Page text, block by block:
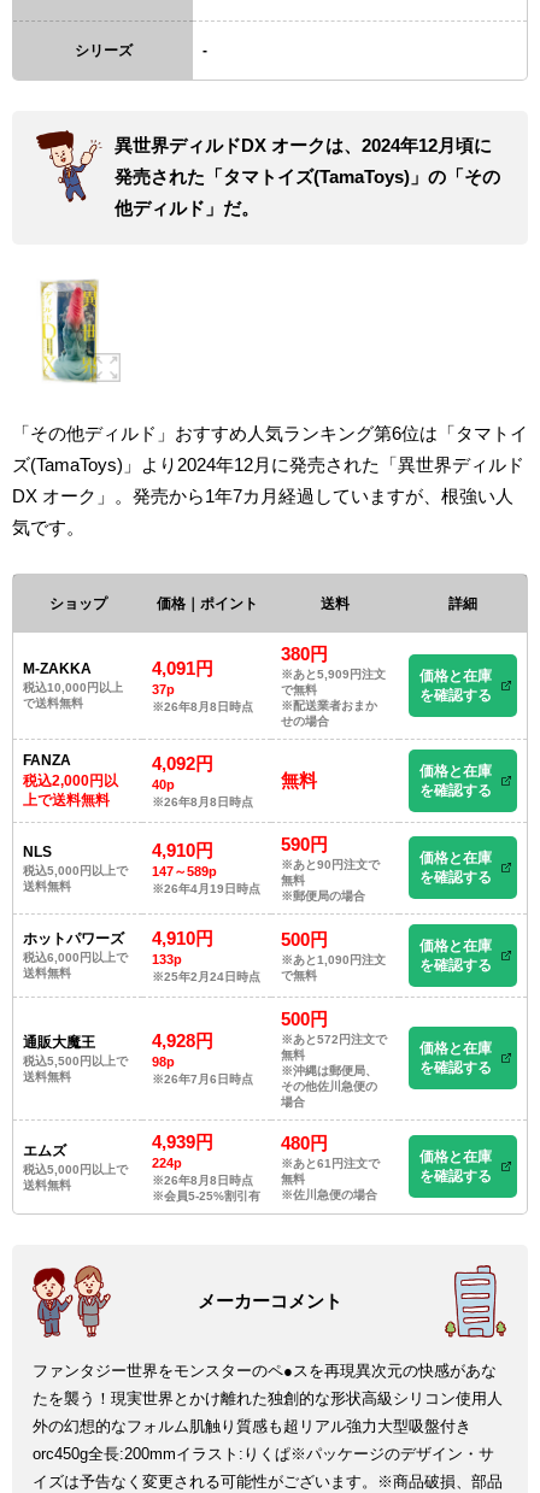
シリーズ -
異世界ディルドDX オークは、2024年12月頃に
発売された「タマトイズ(TamaToys)」の「その
他ディルド」だ。
「その他ディルド」おすすめ人気ランキング第6位は「タマトイ
ズ(TamaToys)」より2024年12月に発売された「異世界ディルド
DX オーク」。発売から1年7カ月経過していますが、根強い人
気です。
ショップ 価格｜ポイント 送料 詳細
M-ZAKKA
税込10,000円以上
で送料無料
4,091円
37p
※26年8月8日時点
380円
※あと5,909円注文
で無料
※配送業者おまか
せの場合
価格と在庫
を確認する
FANZA
税込2,000円以
上で送料無料
4,092円
40p
※26年8月8日時点
無料
価格と在庫
を確認する
NLS
税込5,000円以上で
送料無料
4,910円
147～589p
※26年4月19日時点
590円
※あと90円注文で
無料
※郵便局の場合
価格と在庫
を確認する
ホットパワーズ
税込6,000円以上で
送料無料
4,910円
133p
※25年2月24日時点
500円
※あと1,090円注文
で無料
価格と在庫
を確認する
通販大魔王
税込5,500円以上で
送料無料
4,928円
98p
※26年7月6日時点
500円
※あと572円注文で
無料
※沖縄は郵便局、
その他佐川急便の
場合
価格と在庫
を確認する
エムズ
税込5,000円以上で
送料無料
4,939円
224p
※26年8月8日時点
※会員5-25%割引有
480円
※あと61円注文で
無料
※佐川急便の場合
価格と在庫
を確認する
ファンタジー世界をモンスターのペ●スを再現異次元の快感があな
たを襲う！現実世界とかけ離れた独創的な形状高級シリコン使用人
外の幻想的なフォルム肌触り質感も超リアル強力大型吸盤付き
orc450g全長:200mmイラスト:りくぱ※パッケージのデザイン・サ
イズは予告なく変更される可能性がございます。※商品破損、部品